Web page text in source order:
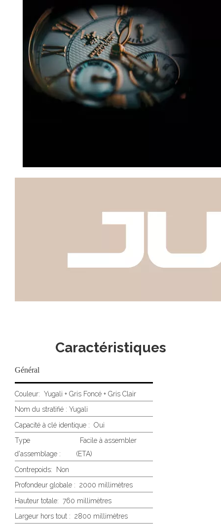
Caractéristiques
Général
Couleur: Yugali + Gris Foncé + Gris Clair
Nom du stratifié : Yugali
Capacité à clé identique : Oui
Type
d'assemblage :
Facile à assembler
(ETA)
Contrepoids: Non
Profondeur globale : 2000 millimètres
Hauteur totale: 760 millimètres
Largeur hors tout : 2800 millimètres